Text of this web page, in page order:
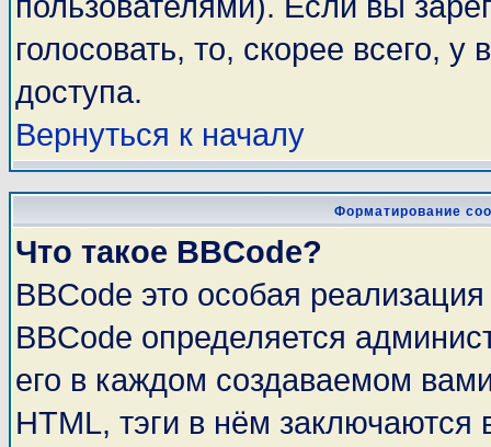
голосовать, то, скорее всего,
доступа.
Вернуться к началу
Форматирование
Что такое BBCode?
BBCode это особая
BBCode определяется
его в каждом создаваемом
HTML, тэги в нём заключаются